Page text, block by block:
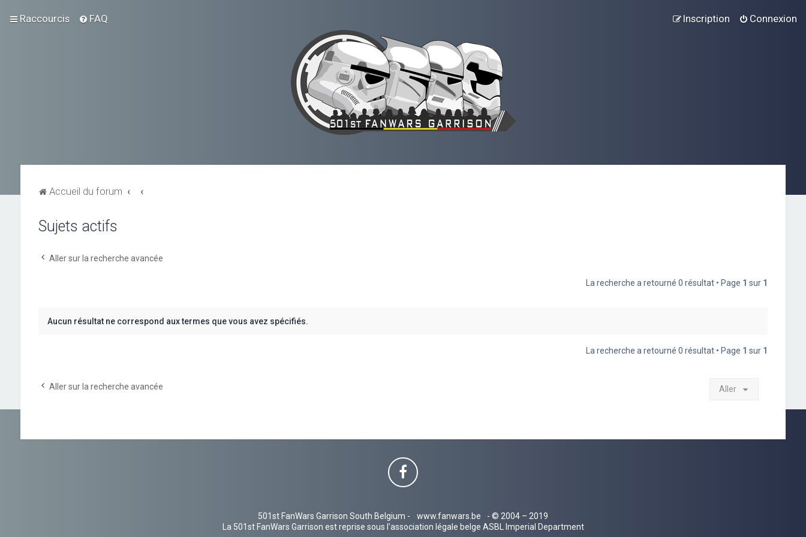
Raccourcis FAQ Connexion
Inscription
Accueil du forum
Sujets actifs
Aller sur la recherche avancée
La recherche a retourné 0 résultat • Page 1 sur 1
Aucun résultat ne correspond aux termes que vous avez spécifiés.
La recherche a retourné 0 résultat • Page 1 sur 1
Aller sur la recherche avancée Aller
501st FanWars Garrison South Belgium - www.fanwars.be
- © 2004 – 2019
La 501st FanWars Garrison est reprise sous l'association légale belge ASBL Imperial Department